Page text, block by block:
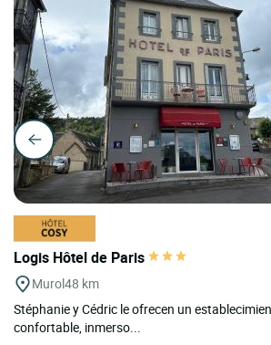
Logis Hôtel de Paris
Murol48 km
Stéphanie y Cédric le ofrecen un
confortable, inmerso...